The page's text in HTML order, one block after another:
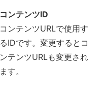
コンテンツID
コンテンツURLで使用す
るIDです。変更するとコ
ンテンツURLも変更され
ます。